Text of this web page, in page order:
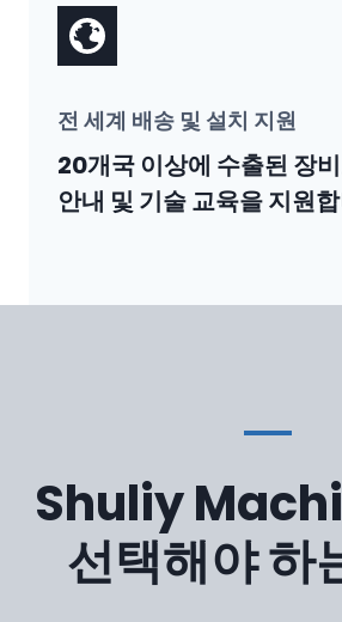
전 세계 배송 및 설치 지원
20개국 이상에 수출된 장
안내 및 기술 교육을 지원
Shuliy
선택해야 하